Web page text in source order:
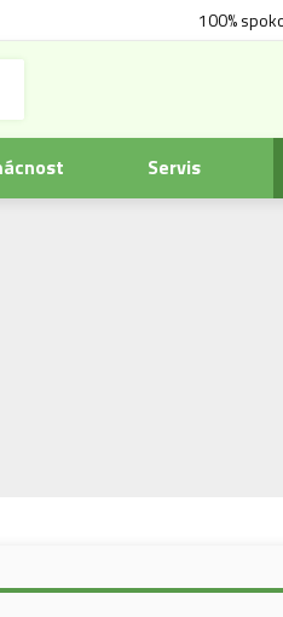
100%
Servis